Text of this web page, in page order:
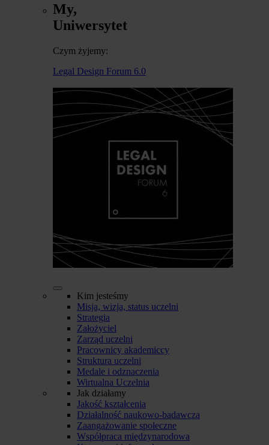
My,
Uniwersytet
Czym żyjemy:
Legal Design Forum 6.0
Kim jesteśmy
Misja, wizja, status uczelni
Strategia
Założyciel
Zarząd uczelni
Pracownicy akademiccy
Struktura uczelni
Medale i odznaczenia
Wirtualna Uczelnia
Jak działamy
Jakość kształcenia
Działalność naukowo-badawcza
Zaangażowanie społeczne
Współpraca międzynarodowa